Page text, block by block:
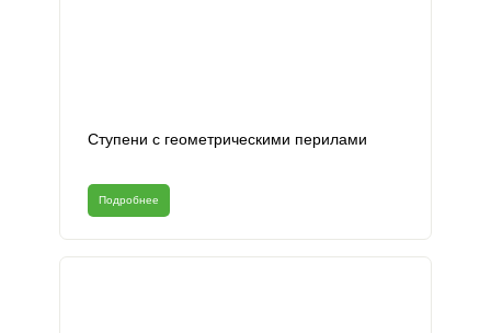
Ступени с геометрическими перилами
Подробнее